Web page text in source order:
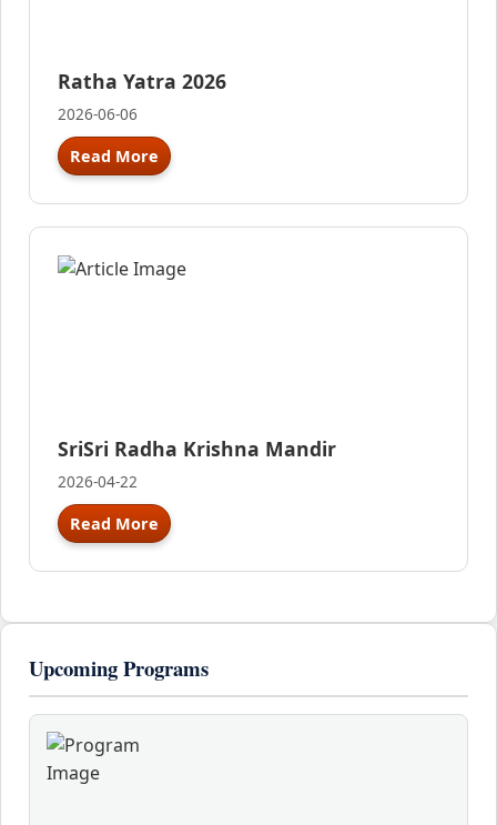
Ratha Yatra 2026
2026-06-06
Read More
SriSri Radha Krishna Mandir
2026-04-22
Read More
Upcoming Programs